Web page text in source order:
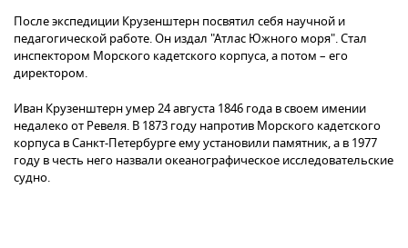
После экспедиции Крузенштерн посвятил себя научной и
педагогической работе. Он издал "Атлас Южного моря". Стал
инспектором Морского кадетского корпуса, а потом – его
директором.
Иван Крузенштерн умер 24 августа 1846 года в своем имении
недалеко от Ревеля. В 1873 году напротив Морского кадетского
корпуса в Санкт-Петербурге ему установили памятник, а в 1977
году в честь него назвали океанографическое исследовательские
судно.